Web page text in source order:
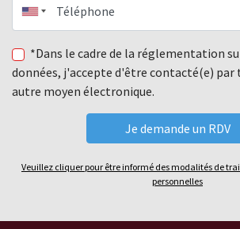
Téléphone
*Dans le cadre de la réglementation
données, j'accepte d'être contacté(e)
autre moyen électronique.
Veuillez cliquer pour être informé des modalités de
personnelles